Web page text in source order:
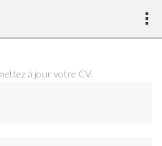
à jour votre CV.